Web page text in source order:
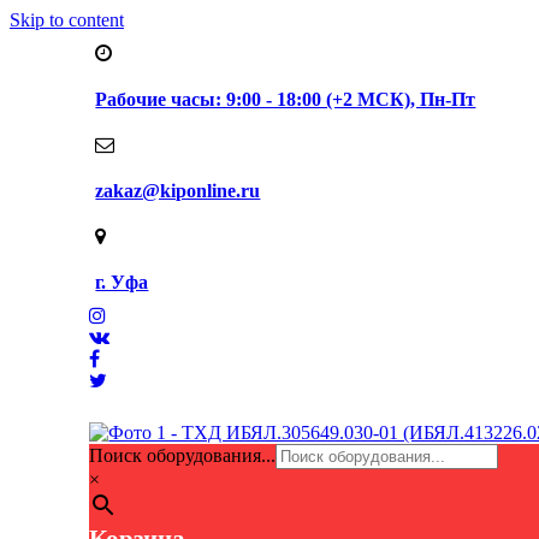
Skip to content
Рабочие часы: 9:00 - 18:00 (+2 МСК), Пн-Пт
zakaz@kiponline.ru
г. Уфа
Поиск оборудования...
×